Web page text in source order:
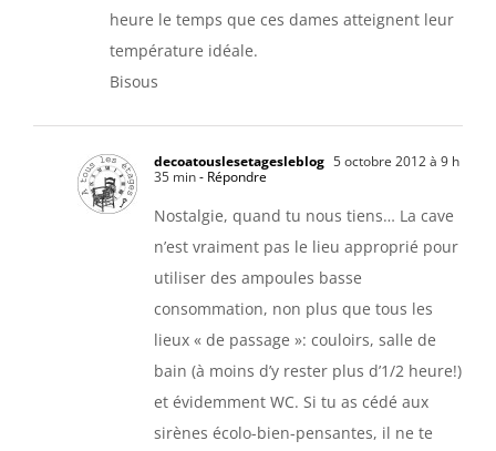
heure le temps que ces dames atteignent leur
température idéale.
Bisous
decoatouslesetagesleblog 5 octobre 2012 à 9 h
35 min- Répondre
Nostalgie, quand tu nous tiens… La cave
n’est vraiment pas le lieu approprié pour
utiliser des ampoules basse
consommation, non plus que tous les
lieux « de passage »: couloirs, salle de
bain (à moins d’y rester plus d’1/2 heure!)
et évidemment WC. Si tu as cédé aux
sirènes écolo-bien-pensantes, il ne te